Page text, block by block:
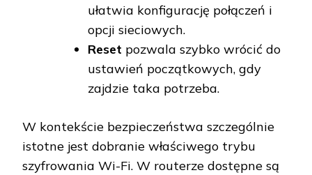
ułatwia konfigurację połączeń i
opcji sieciowych.
Reset pozwala szybko wrócić do
ustawień początkowych, gdy
zajdzie taka potrzeba.
W kontekście bezpieczeństwa szczególnie
istotne jest dobranie właściwego trybu
szyfrowania Wi-Fi. W routerze dostępne są